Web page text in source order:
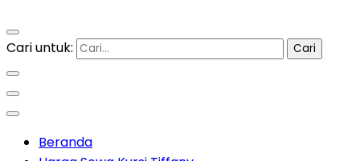
Cari untuk:
Beranda